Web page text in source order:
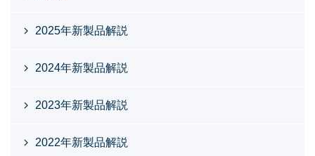
2025年新製品解説
2024年新製品解説
2023年新製品解説
2022年新製品解説